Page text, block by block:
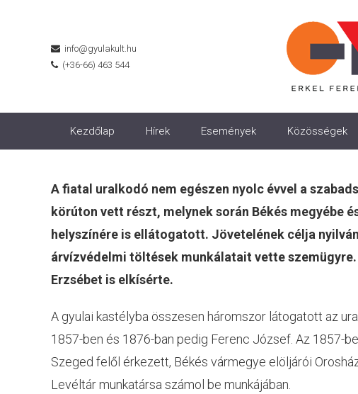
info@gyulakult.hu
(+36-66) 463 544
Kezdőlap Hírek Események Közösségek
A fiatal uralkodó nem egészen nyolc évvel a
körúton vett részt, melynek során Békés megyébe
helyszínére is ellátogatott. Jövetelének célja
árvízvédelmi töltések munkálatait vette
Erzsébet is elkísérte.
A gyulai kastélyba összesen háromszor látogatott az
1857-ben és 1876-ban pedig Ferenc József. Az 1857-
Szeged felől érkezett, Békés vármegye elöljárói
Levéltár munkatársa számol be munkájában.